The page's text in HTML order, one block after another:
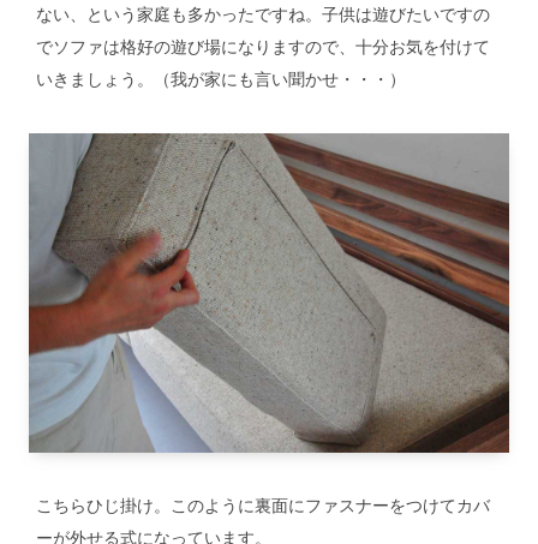
ない、という家庭も多かったですね。子供は遊びたいですの
でソファは格好の遊び場になりますので、十分お気を付けて
いきましょう。（我が家にも言い聞かせ・・・）
こちらひじ掛け。このように裏面にファスナーをつけてカバ
ーが外せる式になっています。